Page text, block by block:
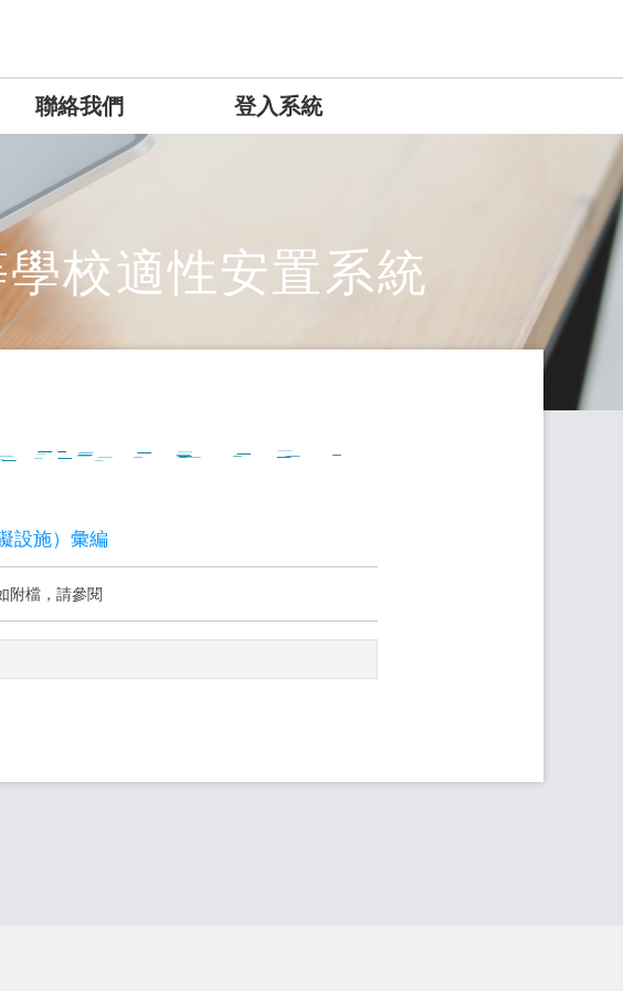
聯絡我們 登入系統
校適性安置系統
設施）彙編
附檔，請參閱